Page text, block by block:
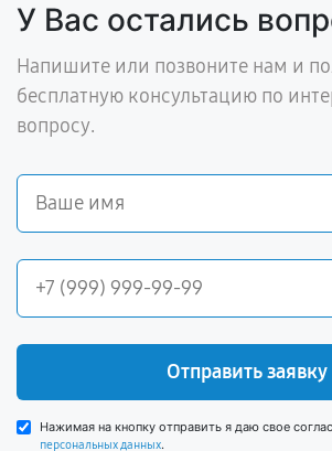
У Вас остались
Напишите или позвоните нам и
бесплатную консультацию по
вопросу.
Отправить заявку
Нажимая на кнопку отправить я даю свое
персональных данных.